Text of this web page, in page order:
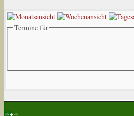
Termine für